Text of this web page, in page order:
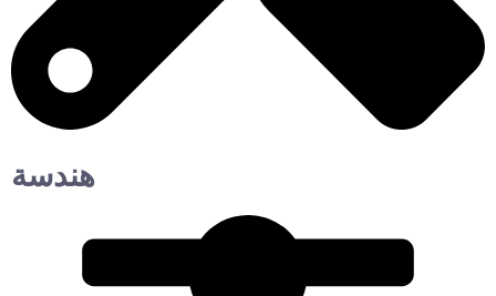
هندسة